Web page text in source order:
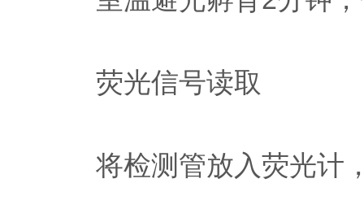
荧光信号读取
将检测管放入荧光计，